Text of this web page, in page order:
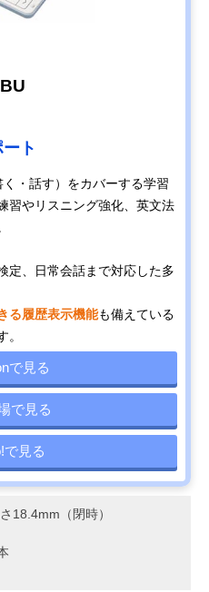
ト
・話す）をカバーする学習
習やリスニング強化、英文法
定、日常会話まで対応した多
る履歴表示機能も備えている
で見る
で見る
で見る
18.4mm（閉時）